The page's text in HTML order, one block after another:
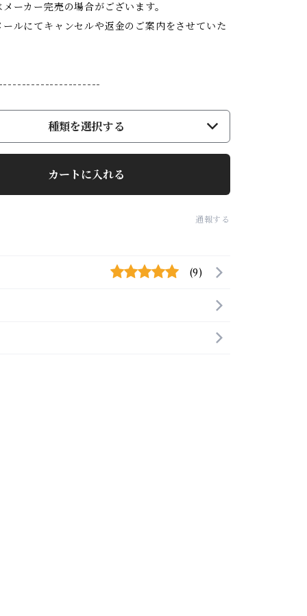
ーカー完売の場合がございます。
ルにてキャンセルや返金のご案内をさせていた
種類を選択する
カートに入れる
通報する
(9)